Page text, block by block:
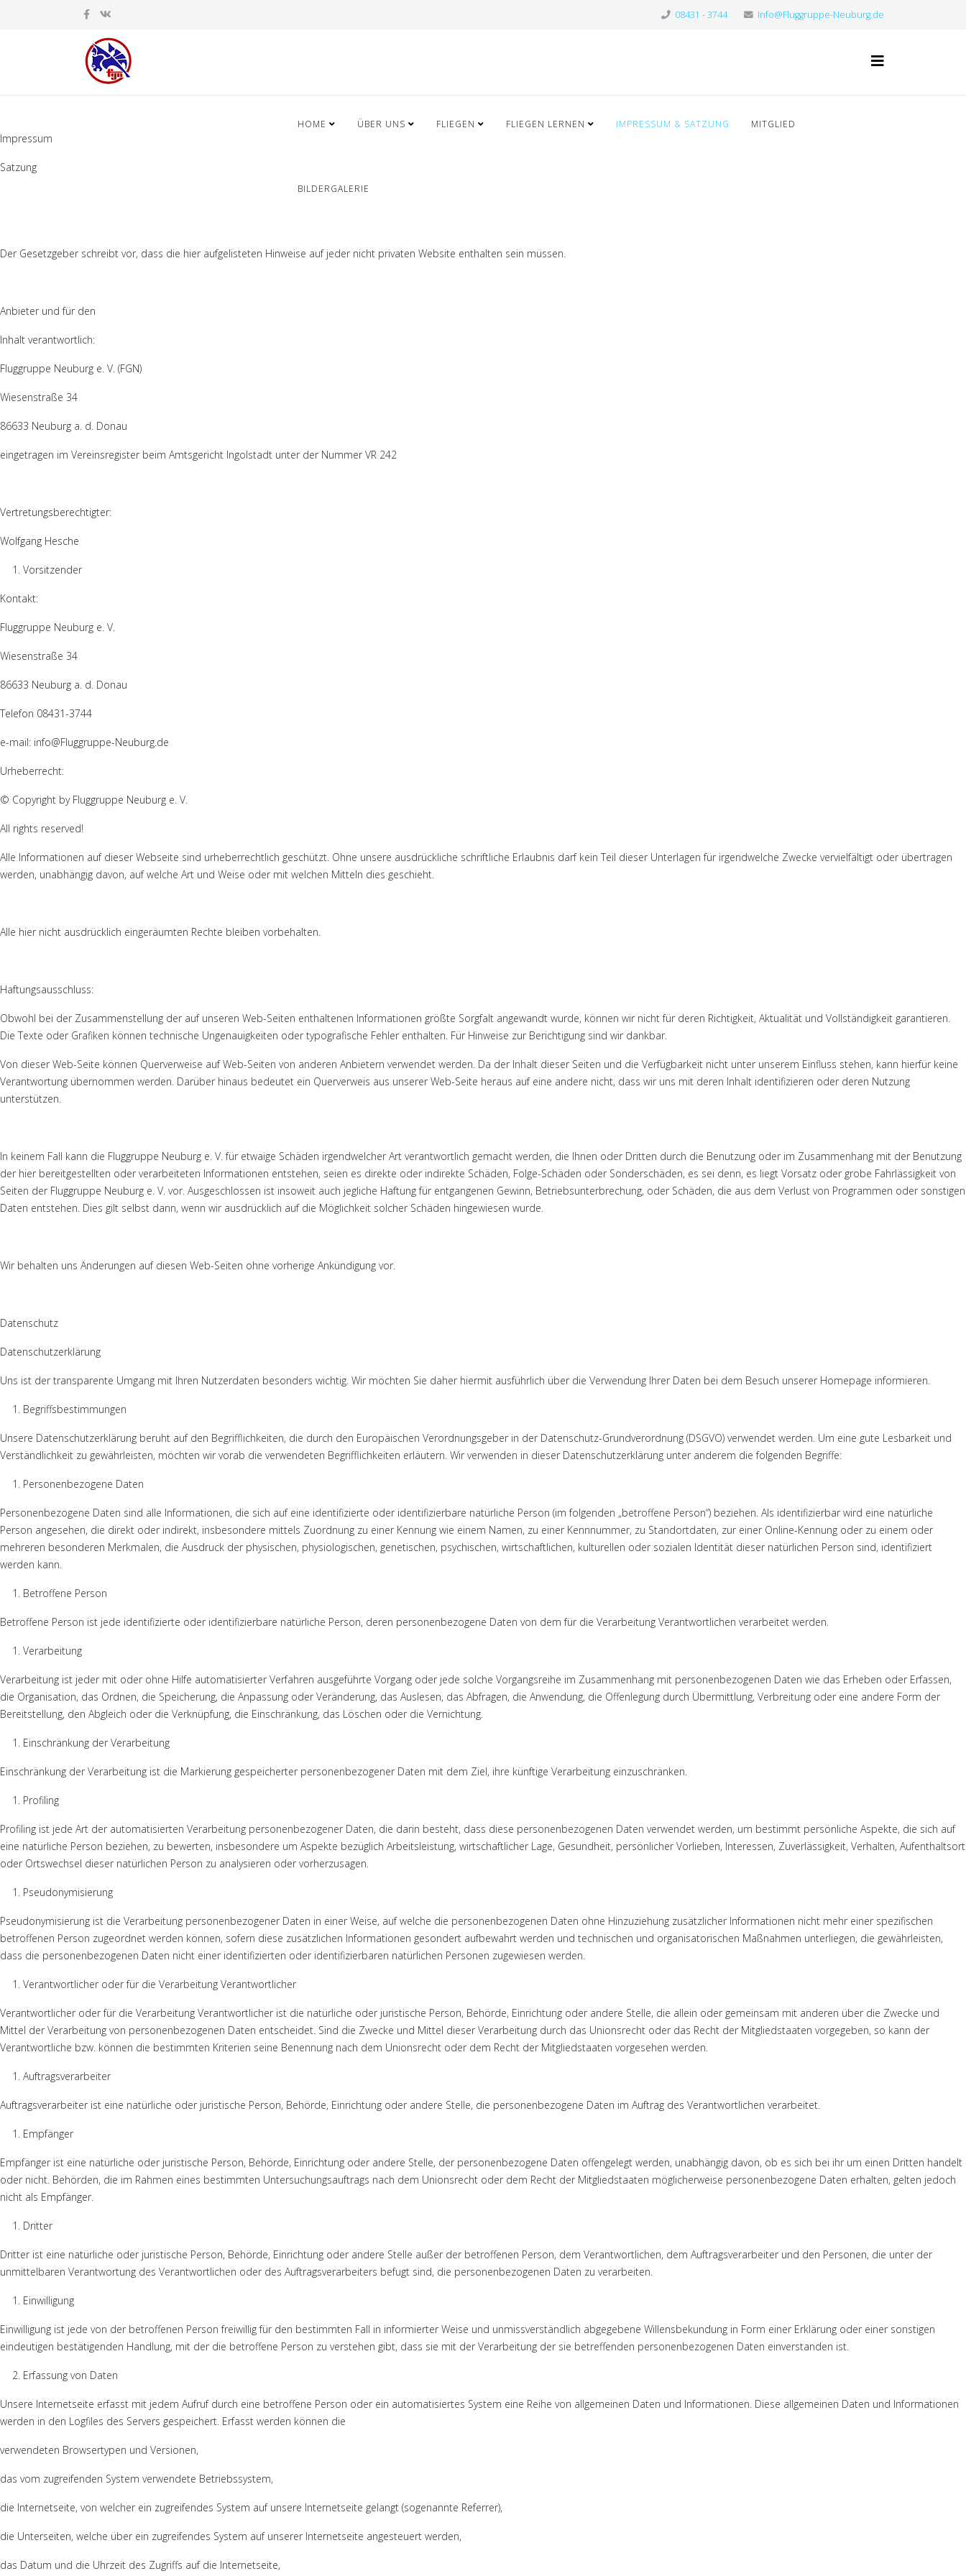
08431 - 3744 Info@Fluggruppe-Neuburg.de
HOME ÜBER UNS FLIEGEN FLIEGEN LERNEN IMPRESSUM & SATZUNG MITGLIED
BILDERGALERIE
Impressum
Satzung
Der Gesetzgeber schreibt vor, dass die hier aufgelisteten Hinweise auf jeder nicht privaten Website enthalten sein müssen.
Anbieter und für den
Inhalt verantwortlich:
Fluggruppe Neuburg e. V. (FGN)
Wiesenstraße 34
86633 Neuburg a. d. Donau
eingetragen im Vereinsregister beim Amtsgericht Ingolstadt unter der Nummer VR 242
Vertretungsberechtigter:
Wolfgang Hesche
Vorsitzender
Kontakt:
Fluggruppe Neuburg e. V.
Wiesenstraße 34
86633 Neuburg a. d. Donau
Telefon 08431-3744
e-mail: info@Fluggruppe-Neuburg.de
Urheberrecht:
© Copyright by Fluggruppe Neuburg e. V.
All rights reserved!
Alle Informationen auf dieser Webseite sind urheberrechtlich geschützt. Ohne unsere ausdrückliche schriftliche Erlaubnis darf kein Teil dieser Unterlagen für irgendwelche Zwecke vervielfältigt oder übertragen
werden, unabhängig davon, auf welche Art und Weise oder mit welchen Mitteln dies geschieht.
Alle hier nicht ausdrücklich eingeräumten Rechte bleiben vorbehalten.
Haftungsausschluss:
Obwohl bei der Zusammenstellung der auf unseren Web-Seiten enthaltenen Informationen größte Sorgfalt angewandt wurde, können wir nicht für deren Richtigkeit, Aktualität und Vollständigkeit garantieren.
Die Texte oder Grafiken können technische Ungenauigkeiten oder typografische Fehler enthalten. Für Hinweise zur Berichtigung sind wir dankbar.
Von dieser Web-Seite können Querverweise auf Web-Seiten von anderen Anbietern verwendet werden. Da der Inhalt dieser Seiten und die Verfügbarkeit nicht unter unserem Einfluss stehen, kann hierfür keine
Verantwortung übernommen werden. Darüber hinaus bedeutet ein Querverweis aus unserer Web-Seite heraus auf eine andere nicht, dass wir uns mit deren Inhalt identifizieren oder deren Nutzung
unterstützen.
In keinem Fall kann die Fluggruppe Neuburg e. V. für etwaige Schäden irgendwelcher Art verantwortlich gemacht werden, die Ihnen oder Dritten durch die Benutzung oder im Zusammenhang mit der Benutzung
der hier bereitgestellten oder verarbeiteten Informationen entstehen, seien es direkte oder indirekte Schäden, Folge-Schäden oder Sonderschäden, es sei denn, es liegt Vorsatz oder grobe Fahrlässigkeit von
Seiten der Fluggruppe Neuburg e. V. vor. Ausgeschlossen ist insoweit auch jegliche Haftung für entgangenen Gewinn, Betriebsunterbrechung, oder Schäden, die aus dem Verlust von Programmen oder sonstigen
Daten entstehen. Dies gilt selbst dann, wenn wir ausdrücklich auf die Möglichkeit solcher Schäden hingewiesen wurde.
Wir behalten uns Änderungen auf diesen Web-Seiten ohne vorherige Ankündigung vor.
Datenschutz
Datenschutzerklärung
Uns ist der transparente Umgang mit Ihren Nutzerdaten besonders wichtig. Wir möchten Sie daher hiermit ausführlich über die Verwendung Ihrer Daten bei dem Besuch unserer Homepage informieren.
Begriffsbestimmungen
Unsere Datenschutzerklärung beruht auf den Begrifflichkeiten, die durch den Europäischen Verordnungsgeber in der Datenschutz-Grundverordnung (DSGVO) verwendet werden. Um eine gute Lesbarkeit und
Verständlichkeit zu gewährleisten, möchten wir vorab die verwendeten Begrifflichkeiten erläutern. Wir verwenden in dieser Datenschutzerklärung unter anderem die folgenden Begriffe:
Personenbezogene Daten
Personenbezogene Daten sind alle Informationen, die sich auf eine identifizierte oder identifizierbare natürliche Person (im folgenden „betroffene Person“) beziehen. Als identifizierbar wird eine natürliche
Person angesehen, die direkt oder indirekt, insbesondere mittels Zuordnung zu einer Kennung wie einem Namen, zu einer Kennnummer, zu Standortdaten, zur einer Online-Kennung oder zu einem oder
mehreren besonderen Merkmalen, die Ausdruck der physischen, physiologischen, genetischen, psychischen, wirtschaftlichen, kulturellen oder sozialen Identität dieser natürlichen Person sind, identifiziert
werden kann.
Betroffene Person
Betroffene Person ist jede identifizierte oder identifizierbare natürliche Person, deren personenbezogene Daten von dem für die Verarbeitung Verantwortlichen verarbeitet werden.
Verarbeitung
Verarbeitung ist jeder mit oder ohne Hilfe automatisierter Verfahren ausgeführte Vorgang oder jede solche Vorgangsreihe im Zusammenhang mit personenbezogenen Daten wie das Erheben oder Erfassen,
die Organisation, das Ordnen, die Speicherung, die Anpassung oder Veränderung, das Auslesen, das Abfragen, die Anwendung, die Offenlegung durch Übermittlung, Verbreitung oder eine andere Form der
Bereitstellung, den Abgleich oder die Verknüpfung, die Einschränkung, das Löschen oder die Vernichtung.
Einschränkung der Verarbeitung
Einschränkung der Verarbeitung ist die Markierung gespeicherter personenbezogener Daten mit dem Ziel, ihre künftige Verarbeitung einzuschränken.
Profiling
Profiling ist jede Art der automatisierten Verarbeitung personenbezogener Daten, die darin besteht, dass diese personenbezogenen Daten verwendet werden, um bestimmt persönliche Aspekte, die sich auf
eine natürliche Person beziehen, zu bewerten, insbesondere um Aspekte bezüglich Arbeitsleistung, wirtschaftlicher Lage, Gesundheit, persönlicher Vorlieben, Interessen, Zuverlässigkeit, Verhalten, Aufenthaltsort
oder Ortswechsel dieser natürlichen Person zu analysieren oder vorherzusagen.
Pseudonymisierung
Pseudonymisierung ist die Verarbeitung personenbezogener Daten in einer Weise, auf welche die personenbezogenen Daten ohne Hinzuziehung zusätzlicher Informationen nicht mehr einer spezifischen
betroffenen Person zugeordnet werden können, sofern diese zusätzlichen Informationen gesondert aufbewahrt werden und technischen und organisatorischen Maßnahmen unterliegen, die gewährleisten,
dass die personenbezogenen Daten nicht einer identifizierten oder identifizierbaren natürlichen Personen zugewiesen werden.
Verantwortlicher oder für die Verarbeitung Verantwortlicher
Verantwortlicher oder für die Verarbeitung Verantwortlicher ist die natürliche oder juristische Person, Behörde, Einrichtung oder andere Stelle, die allein oder gemeinsam mit anderen über die Zwecke und
Mittel der Verarbeitung von personenbezogenen Daten entscheidet. Sind die Zwecke und Mittel dieser Verarbeitung durch das Unionsrecht oder das Recht der Mitgliedstaaten vorgegeben, so kann der
Verantwortliche bzw. können die bestimmten Kriterien seine Benennung nach dem Unionsrecht oder dem Recht der Mitgliedstaaten vorgesehen werden.
Auftragsverarbeiter
Auftragsverarbeiter ist eine natürliche oder juristische Person, Behörde, Einrichtung oder andere Stelle, die personenbezogene Daten im Auftrag des Verantwortlichen verarbeitet.
Empfänger
Empfänger ist eine natürliche oder juristische Person, Behörde, Einrichtung oder andere Stelle, der personenbezogene Daten offengelegt werden, unabhängig davon, ob es sich bei ihr um einen Dritten handelt
oder nicht. Behörden, die im Rahmen eines bestimmten Untersuchungsauftrags nach dem Unionsrecht oder dem Recht der Mitgliedstaaten möglicherweise personenbezogene Daten erhalten, gelten jedoch
nicht als Empfänger.
Dritter
Dritter ist eine natürliche oder juristische Person, Behörde, Einrichtung oder andere Stelle außer der betroffenen Person, dem Verantwortlichen, dem Auftragsverarbeiter und den Personen, die unter der
unmittelbaren Verantwortung des Verantwortlichen oder des Auftragsverarbeiters befugt sind, die personenbezogenen Daten zu verarbeiten.
Einwilligung
Einwilligung ist jede von der betroffenen Person freiwillig für den bestimmten Fall in informierter Weise und unmissverständlich abgegebene Willensbekundung in Form einer Erklärung oder einer sonstigen
eindeutigen bestätigenden Handlung, mit der die betroffene Person zu verstehen gibt, dass sie mit der Verarbeitung der sie betreffenden personenbezogenen Daten einverstanden ist.
Erfassung von Daten
Unsere Internetseite erfasst mit jedem Aufruf durch eine betroffene Person oder ein automatisiertes System eine Reihe von allgemeinen Daten und Informationen. Diese allgemeinen Daten und Informationen
werden in den Logfiles des Servers gespeichert. Erfasst werden können die
verwendeten Browsertypen und Versionen,
das vom zugreifenden System verwendete Betriebssystem,
die Internetseite, von welcher ein zugreifendes System auf unsere Internetseite gelangt (sogenannte Referrer),
die Unterseiten, welche über ein zugreifendes System auf unserer Internetseite angesteuert werden,
das Datum und die Uhrzeit des Zugriffs auf die Internetseite,